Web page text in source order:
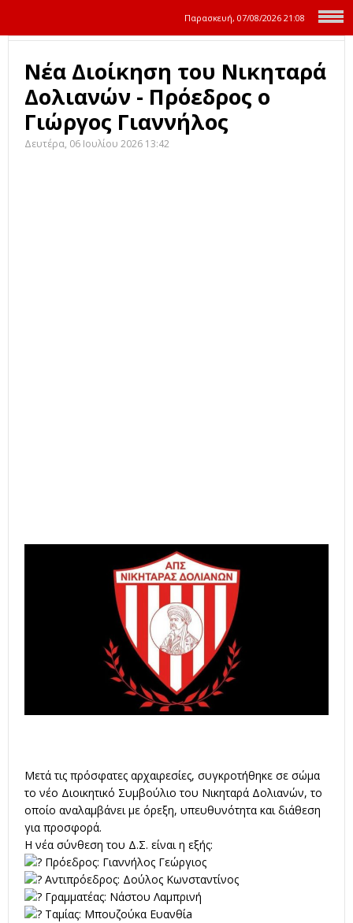
Παρασκευή, 07/08/2026 21:08
Νέα Διοίκηση του Νικηταρά
Δολιανών - Πρόεδρος ο
Γιώργος Γιαννήλος
Δευτέρα, 06 Ιουλίου 2026 13:42
Μετά τις πρόσφατες αρχαιρεσίες, συγκροτήθηκε σε σώμα
το νέο Διοικητικό Συμβούλιο του Νικηταρά Δολιανών, το
οποίο αναλαμβάνει με όρεξη, υπευθυνότητα και διάθεση
για προσφορά.
Η νέα σύνθεση του Δ.Σ. είναι η εξής:
Πρόεδρος: Γιαννήλος Γεώργιος
Αντιπρόεδρος: Δούλος Κωνσταντίνος
Γραμματέας: Νάστου Λαμπρινή
Ταμίας: Μπουζούκα Ευανθίa